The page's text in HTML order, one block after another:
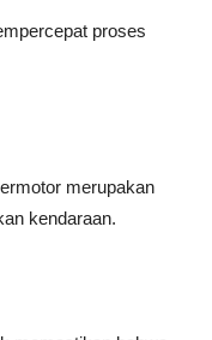
proses
merupakan
kendaraan.